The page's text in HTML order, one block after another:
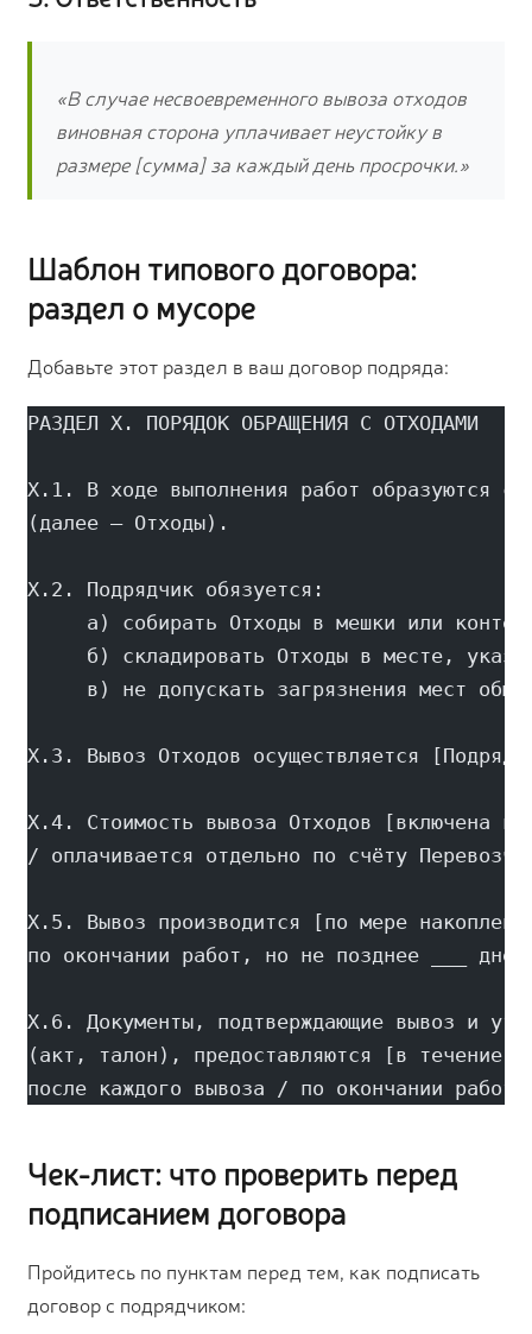
«В случае несвоевременного вывоза отходов
виновная сторона уплачивает неустойку в
размере [сумма] за каждый день просрочки.»
Шаблон типового договора:
раздел о мусоре
Добавьте этот раздел в ваш договор подряда:
РАЗДЕЛ X. ПОРЯДОК ОБРАЩЕНИЯ С ОТХОДАМИ
X.1. В ходе выполнения работ образуются
(далее — Отходы).
X.2. Подрядчик обязуется:
а) собирать Отходы в мешки или
б) складировать Отходы в месте,
в) не допускать загрязнения мест
X.3. Вывоз Отходов осуществляется
X.4. Стоимость вывоза Отходов [включена в
/ оплачивается отдельно по счёту
X.5. Вывоз производится [по мере
по окончании работ, но не позднее ___
X.6. Документы, подтверждающие вывоз и
(акт, талон), предоставляются [в течение
после каждого вывоза / по окончании
Чек-лист: что проверить перед
подписанием договора
Пройдитесь по пунктам перед тем, как подписать
договор с подрядчиком: